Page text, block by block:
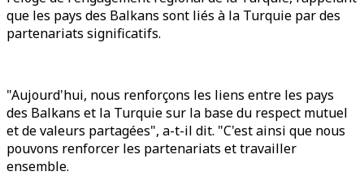
que les pays des Balkans sont liés à la Turquie par des
partenariats significatifs.
"Aujourd'hui, nous renforçons les liens entre les pays
des Balkans et la Turquie sur la base du respect mutuel
et de valeurs partagées", a-t-il dit. "C'est ainsi que nous
pouvons renforcer les partenariats et travailler
ensemble.